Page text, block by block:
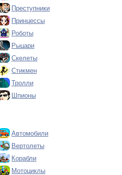
Преступники
Принцессы
Роботы
Рыцари
Скелеты
Стикмен
Тролли
Шпионы
Автомобили
Вертолеты
Корабли
Мотоциклы